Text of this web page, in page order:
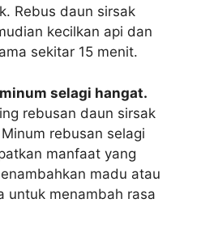
Rebus daun sirsak
kecilkan api dan
sekitar 15 menit.
selagi hangat.
rebusan daun sirsak
rebusan selagi
manfaat yang
madu atau
untuk menambah rasa